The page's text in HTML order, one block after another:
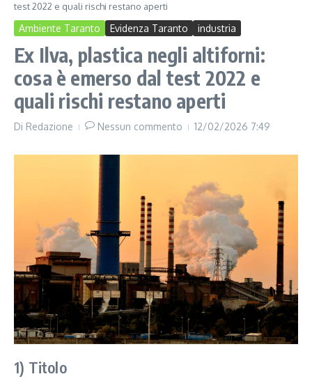
test 2022 e quali rischi restano aperti
Ambiente Taranto Evidenza Taranto industria
Ex Ilva, plastica negli altiforni:
cosa è emerso dal test 2022 e
quali rischi restano aperti
Di Redazione Nessun commento 12/02/2026 7:49
1) Titolo